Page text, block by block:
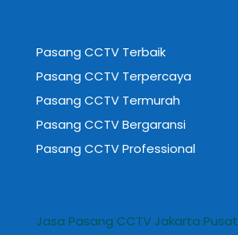
Pasang CCTV Terbaik
Pasang CCTV Terpercaya
Pasang CCTV Termurah
Pasang CCTV Bergaransi
Pasang CCTV Professional
Jasa Pasang CCTV Jakarta Pusat